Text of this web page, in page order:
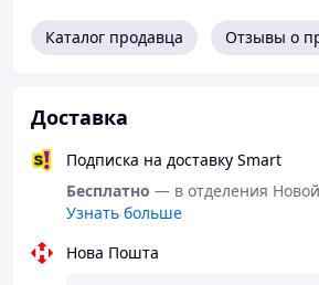
выполняет роль демпфера
травмы.
запаянным методом
Преимущества:
Низкий вес — не утяжеляет
Гибкость - повторяет форму
Каталог продавца Отзывы о
Доставка
Подписка на доставку Smart
Бесплатно — в отделения
Узнать больше
Нова Пошта